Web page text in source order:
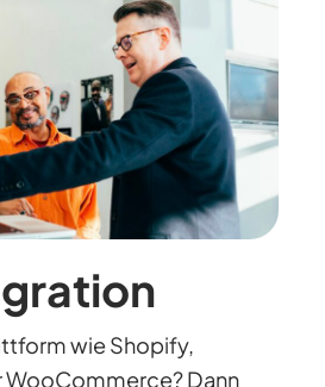
wie Shopify,
WooCommerce? Dann